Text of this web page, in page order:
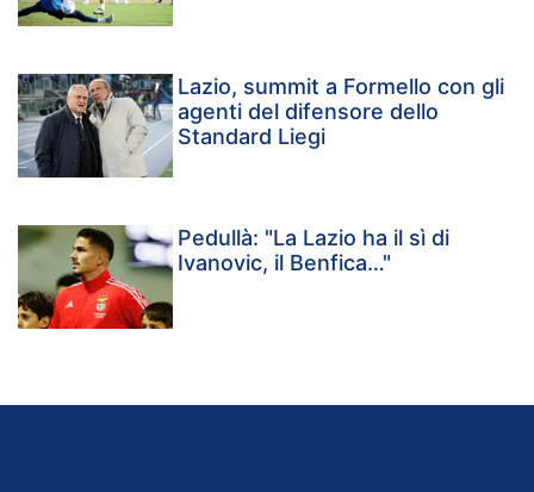
Lazio, summit a Formello con gli
agenti del difensore dello
Standard Liegi
Pedullà: "La Lazio ha il sì di
Ivanovic, il Benfica…"